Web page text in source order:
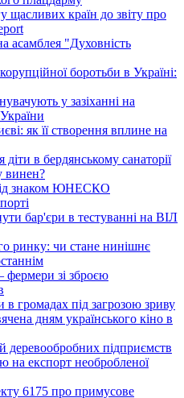
щасливих країн до звіту про
асамблея "Духовність
боротьби в Україні:
у зазіханні на
як її створення вплине на
в бердянському санаторії
винен?
знаком ЮНЕСКО
бар'єри в тестуванні на ВІЛ
ринку: чи стане нинішнє
фермери зі зброєю
в громадах під загрозою зриву
дням українського кіно в
деревообробних підприємств
на експорт необробленої
6175 про примусове